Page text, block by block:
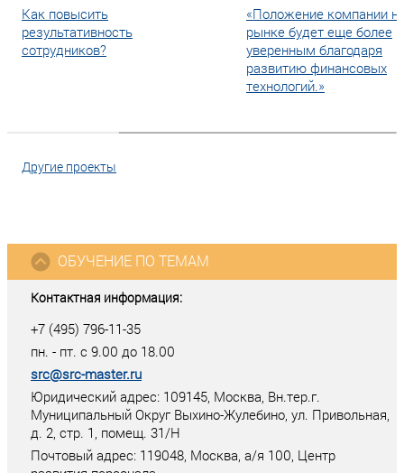
Как повысить
результативность
сотрудников?
«Положение компании
рынке будет еще более
уверенным благодаря
развитию финансовых
технологий.»
Другие проекты
Контактная информация:
+7 (495) 796-11-35
пн. - пт. с 9.00 до 18.00
src@src-master.ru
Юридический адрес: 109145, Москва, Вн.тер.г.
Муниципальный Округ Выхино-Жулебино, ул. Привольная,
д. 2, стр. 1, помещ. 31/Н
Почтовый адрес: 119048, Москва, а/я 100, Центр
ОБУЧЕНИЕ ПО ТЕМАМ